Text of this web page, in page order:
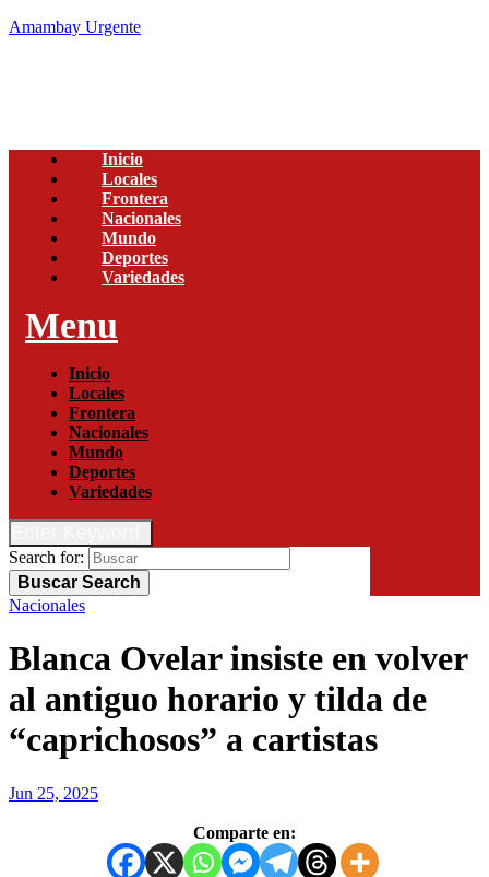
Amambay Urgente
Inicio
Locales
Frontera
Nacionales
Mundo
Deportes
Variedades
Menu
Inicio
Locales
Frontera
Nacionales
Mundo
Deportes
Variedades
Search for:
Buscar Search
Nacionales
Blanca Ovelar insiste en volver
al antiguo horario y tilda de
“caprichosos” a cartistas
Jun 25, 2025
Comparte en: